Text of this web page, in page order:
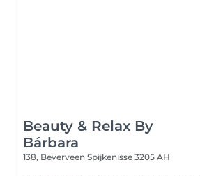
Beauty & Relax By
Bárbara
138, Beverveen Spijkenisse 3205 AH